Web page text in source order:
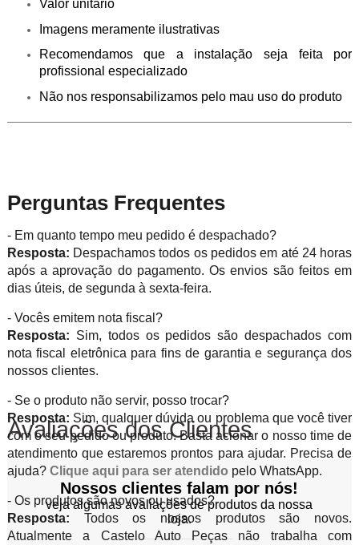
Valor unitário
Imagens meramente ilustrativas
Recomendamos que a instalação seja feita por
profissional especializado
Não nos responsabilizamos pelo mau uso do produto
Perguntas Frequentes
- Em quanto tempo meu pedido é despachado?
Resposta: Despachamos todos os pedidos em até 24 horas
após a aprovação do pagamento. Os envios são feitos em
dias úteis, de segunda à sexta-feira.
- Vocês emitem nota fiscal?
Resposta: Sim, todos os pedidos são despachados com
nota fiscal eletrônica para fins de garantia e segurança dos
nossos clientes.
- Se o produto não servir, posso trocar?
Resposta: Sim, qualquer dúvida ou problema que você tiver
com o seu pedido ou produto. Basta acionar o nosso time de
atendimento que estaremos prontos para ajudar. Precisa de
ajuda? Clique aqui para ser atendido pelo WhatsApp.
- Os produtos são novos ou usados?
Resposta: Todos os nossos produtos são novos.
Atualmente a Castelo Auto Peças não trabalha com
Avaliações dos Clientes
Nossos clientes falam por nós!
veja algumas avaliações de produtos da nossa
loja.